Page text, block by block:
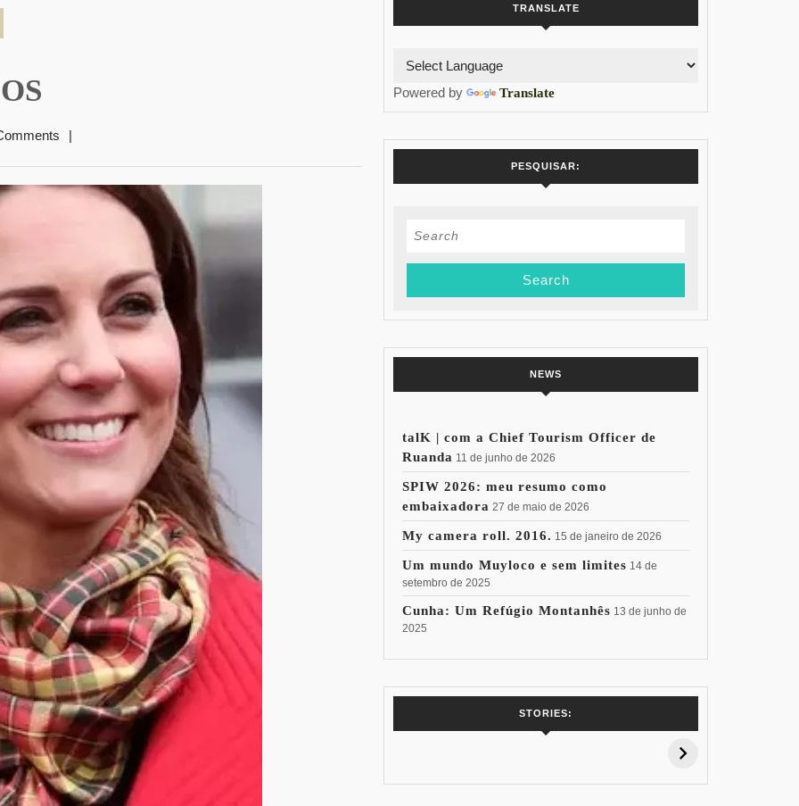
|
TRANSLATE
Powered by Translate
PESQUISAR:
Search
NEWS
talK | com a Chief Tourism Officer de
Ruanda 11 de junho de 2026
SPIW 2026: meu resumo como
embaixadora 27 de maio de 2026
My camera roll. 2016. 15 de janeiro de 2026
Um mundo Muyloco e sem limites 14 de
setembro de 2025
Cunha: Um Refúgio Montanhês 13 de junho de
2025
STORIES:
7 Vinhos com +
15% de
Pessoal: Os